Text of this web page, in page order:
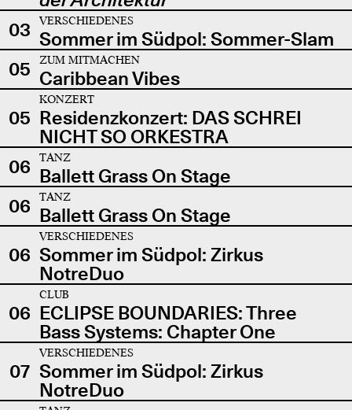
03
VERSCHIEDENES
Sommer im Südpol: Sommer-Slam
05
ZUM MITMACHEN
Caribbean Vibes
05
KONZERT
Residenzkonzert: DAS SCHREI
NICHT SO ORKESTRA
06
TANZ
Ballett Grass On Stage
06
TANZ
Ballett Grass On Stage
06
VERSCHIEDENES
Sommer im Südpol: Zirkus
NotreDuo
06
CLUB
ECLIPSE BOUNDARIES: Three
Bass Systems: Chapter One
07
VERSCHIEDENES
Sommer im Südpol: Zirkus
NotreDuo